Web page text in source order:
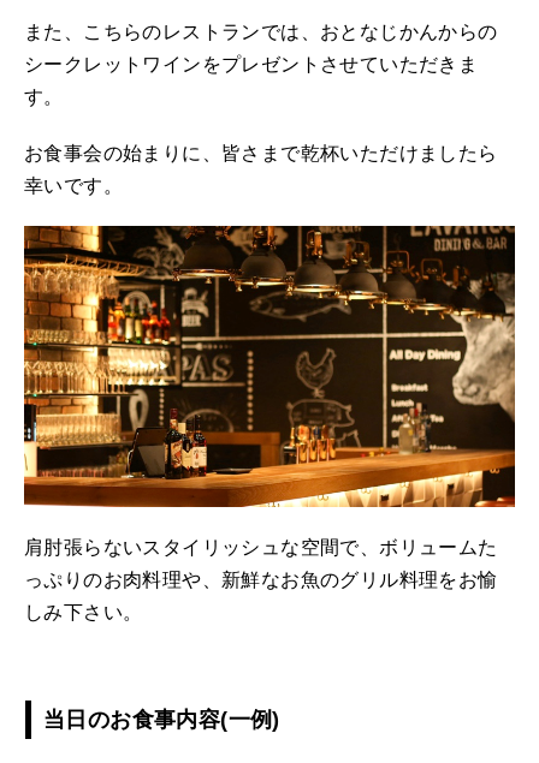
また、こちらのレストランでは、おとなじかんからの
シークレットワインをプレゼントさせていただきま
す。
お食事会の始まりに、皆さまで乾杯いただけましたら
幸いです。
肩肘張らないスタイリッシュな空間で、ボリュームた
っぷりのお肉料理や、新鮮なお魚のグリル料理をお愉
しみ下さい。
当日のお食事内容(一例)